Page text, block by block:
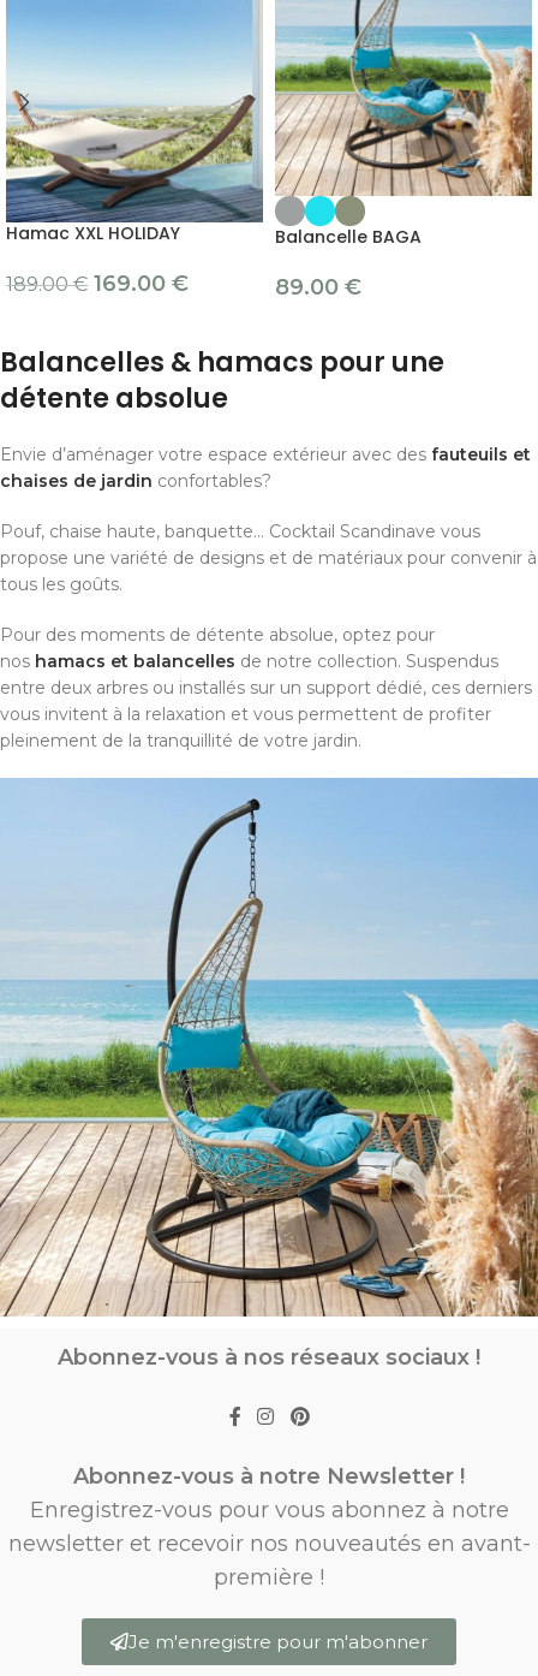
Hamac XXL HOLIDAY
189.00€ 169.00 €
Balancelle BAGA
89.00 €
Balancelles & hamacs pour une
détente absolue
Envie d’aménager votre espace extérieur avec des fauteuils et
chaises de jardin confortables?
Pouf, chaise haute, banquette… Cocktail Scandinave vous
propose une variété de designs et de matériaux pour convenir à
tous les goûts.
Pour des moments de détente absolue, optez pour
nos hamacs et balancelles de notre collection. Suspendus
entre deux arbres ou installés sur un support dédié, ces derniers
vous invitent à la relaxation et vous permettent de profiter
pleinement de la tranquillité de votre jardin.
Abonnez-vous à nos réseaux sociaux !
Abonnez-vous à notre Newsletter !
Enregistrez-vous pour vous abonnez à notre
newsletter et recevoir nos nouveautés en avant-
première !
Je m'enregistre pour m'abonner